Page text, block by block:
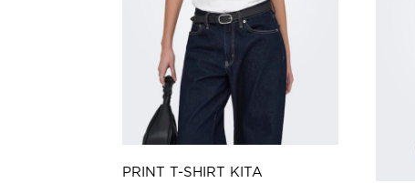
PRINT T-SHIRT KITA